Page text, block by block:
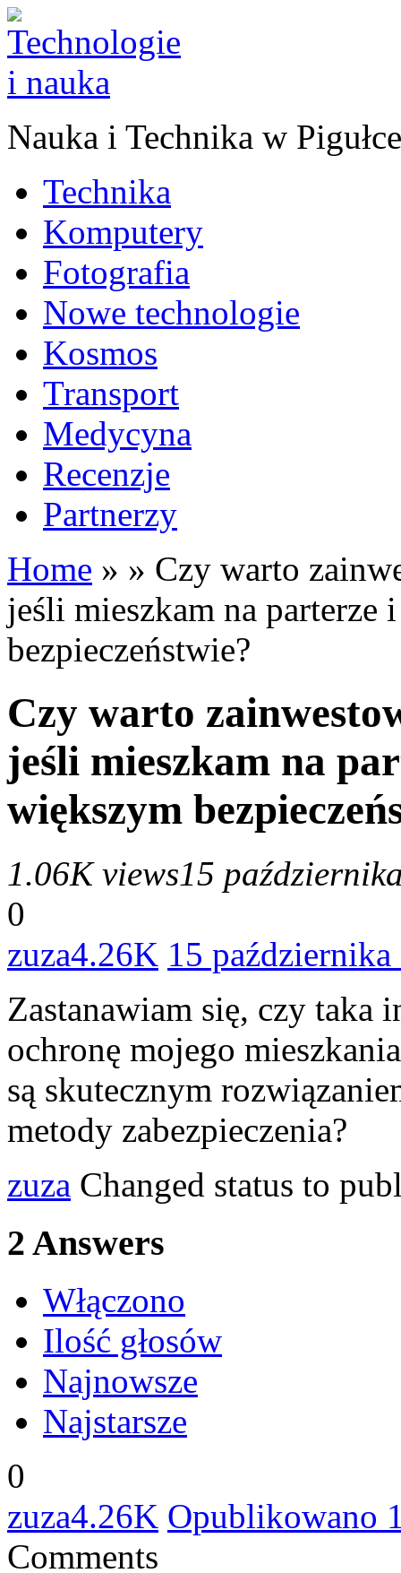
Nauka i Technika w Pigułce
Technika
Komputery
Fotografia
Nowe technologie
Kosmos
Transport
Medycyna
Recenzje
Partnerzy
Home » » Czy warto
jeśli mieszkam na parterze
bezpieczeństwie?
Czy warto
jeśli mieszkam na
większym
1.06K views15
0
zuza4.26K 15
Zastanawiam się, czy taka
ochronę mojego
są skutecznym
metody zabezpieczenia?
zuza Changed status to
2 Answers
Włączono
Ilość głosów
Najnowsze
Najstarsze
0
zuza4.26K Opublikowano
Comments